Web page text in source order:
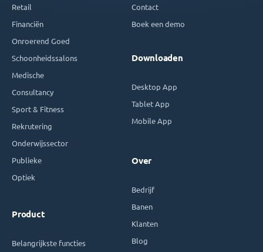
Retail
Financiën
Onroerend Goed
Schoonheidssalons
Medische
Consultancy
Sport & Fitness
Rekrutering
Onderwijssector
Publieke
Optiek
Product
Belangrijkste functies
Contact
Boek een demo
Downloaden
Desktop App
Tablet App
Mobile App
Over
Bedrijf
Banen
Klanten
Blog